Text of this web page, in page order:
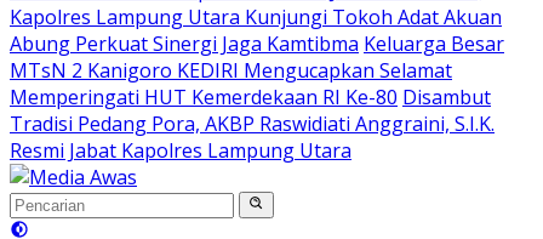
Kapolres Lampung Utara Kunjungi Tokoh Adat Akuan
Abung Perkuat Sinergi Jaga Kamtibma Keluarga Besar
MTsN 2 Kanigoro KEDIRI Mengucapkan Selamat
Memperingati HUT Kemerdekaan RI Ke-80 Disambut
Tradisi Pedang Pora, AKBP Raswidiati Anggraini, S.I.K.
Resmi Jabat Kapolres Lampung Utara